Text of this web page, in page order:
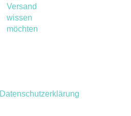
Versand
wissen
möchten
Datenschutzerklärung